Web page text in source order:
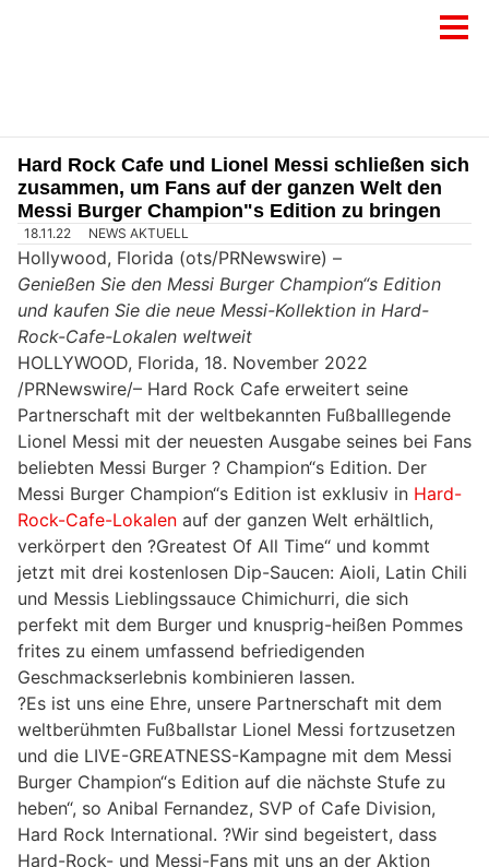
Hard Rock Cafe und Lionel Messi schließen sich
zusammen, um Fans auf der ganzen Welt den
Messi Burger Champion"s Edition zu bringen
18.11.22 NEWS AKTUELL
Hollywood, Florida (ots/PRNewswire) –
Genießen Sie den Messi Burger Champion“s Edition
und kaufen Sie die neue Messi-Kollektion in Hard-
Rock-Cafe-Lokalen weltweit
HOLLYWOOD, Florida, 18. November 2022
/PRNewswire/– Hard Rock Cafe erweitert seine
Partnerschaft mit der weltbekannten Fußballlegende
Lionel Messi mit der neuesten Ausgabe seines bei Fans
beliebten Messi Burger ? Champion“s Edition. Der
Messi Burger Champion“s Edition ist exklusiv in Hard-
Rock-Cafe-Lokalen auf der ganzen Welt erhältlich,
verkörpert den ?Greatest Of All Time“ und kommt
jetzt mit drei kostenlosen Dip-Saucen: Aioli, Latin Chili
und Messis Lieblingssauce Chimichurri, die sich
perfekt mit dem Burger und knusprig-heißen Pommes
frites zu einem umfassend befriedigenden
Geschmackserlebnis kombinieren lassen.
?Es ist uns eine Ehre, unsere Partnerschaft mit dem
weltberühmten Fußballstar Lionel Messi fortzusetzen
und die LIVE-GREATNESS-Kampagne mit dem Messi
Burger Champion“s Edition auf die nächste Stufe zu
heben“, so Anibal Fernandez, SVP of Cafe Division,
Hard Rock International. ?Wir sind begeistert, dass
Hard-Rock- und Messi-Fans mit uns an der Aktion